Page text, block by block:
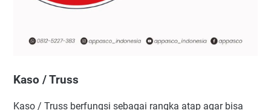
Kaso / Truss
Kaso / Truss berfungsi sebagai rangka atap agar bisa